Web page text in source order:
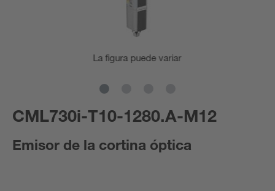
La figura puede variar
CML730i-T10-1280.A-M12
Emisor de la cortina óptica